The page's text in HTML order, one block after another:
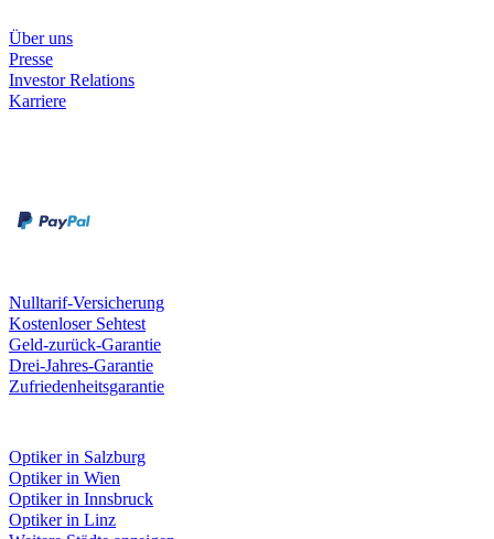
Über uns
Presse
Investor Relations
Karriere
Nulltarif-Versicherung
Kostenloser Sehtest
Geld-zurück-Garantie
Drei-Jahres-Garantie
Zufriedenheitsgarantie
Optiker in Salzburg
Optiker in Wien
Optiker in Innsbruck
Optiker in Linz